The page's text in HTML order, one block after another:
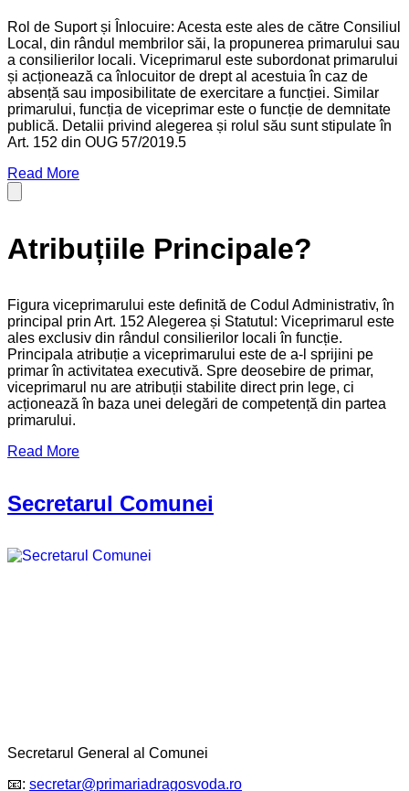
Rol de Suport și Înlocuire: Acesta este ales de către Consiliul
Local, din rândul membrilor săi, la propunerea primarului sau
a consilierilor locali. Viceprimarul este subordonat primarului
și acționează ca înlocuitor de drept al acestuia în caz de
absență sau imposibilitate de exercitare a funcției. Similar
primarului, funcția de viceprimar este o funcție de demnitate
publică. Detalii privind alegerea și rolul său sunt stipulate în
Art. 152 din OUG 57/2019.5
Read More
Atribuțiile Principale?
Figura viceprimarului este definită de Codul Administrativ, în
principal prin Art. 152 Alegerea și Statutul: Viceprimarul este
ales exclusiv din rândul consilierilor locali în funcție.
Principala atribuție a viceprimarului este de a-l sprijini pe
primar în activitatea executivă. Spre deosebire de primar,
viceprimarul nu are atribuții stabilite direct prin lege, ci
acționează în baza unei delegări de competență din partea
primarului.
Read More
Secretarul Comunei
Secretarul General al Comunei
📧: secretar@primariadragosvoda.ro